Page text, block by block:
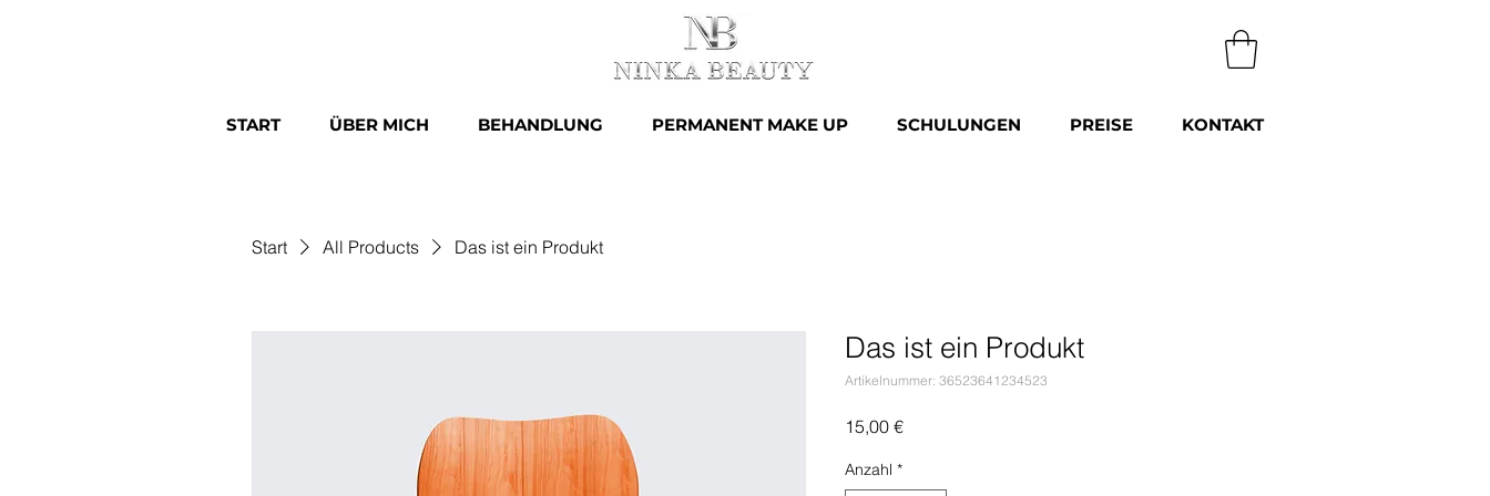
START ÜBER MICH BEHANDLUNG PERMANENT MAKE UP SCHULUNGEN PREISE KONTAKT
Start All Products Das ist ein Produkt
Das ist ein Produkt
Artikelnummer: 36523641234523
15,00 €Preis
Anzahl *